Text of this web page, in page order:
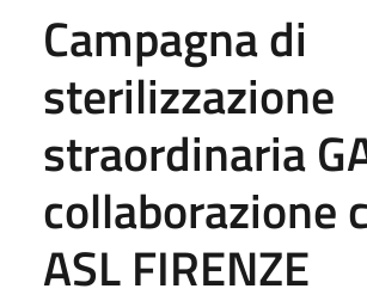
Campagna di
sterilizzazione
straordinaria
collaborazione
ASL FIRENZE